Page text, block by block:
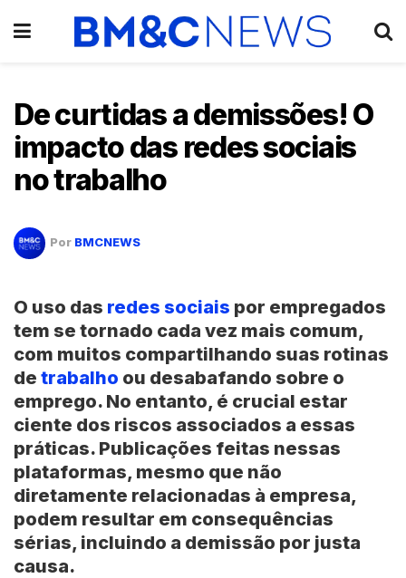
De curtidas a demissões! O
impacto das redes sociais
no trabalho
Por BMCNEWS
O uso das redes sociais por empregados
tem se tornado cada vez mais comum,
com muitos compartilhando suas rotinas
de trabalho ou desabafando sobre o
emprego. No entanto, é crucial estar
ciente dos riscos associados a essas
práticas. Publicações feitas nessas
plataformas, mesmo que não
diretamente relacionadas à empresa,
podem resultar em consequências
sérias, incluindo a demissão por justa
causa.